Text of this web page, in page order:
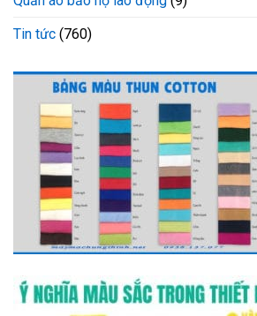
Tin tức (760)